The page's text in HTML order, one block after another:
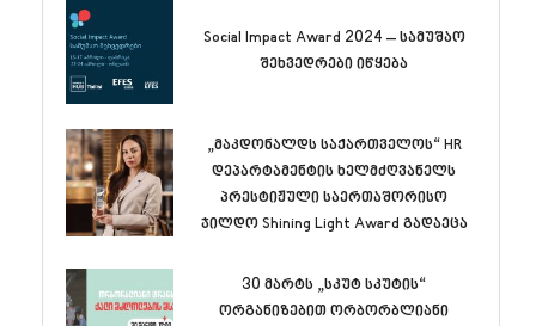
Social Impact Award 2024 – სამუშაო
შეხვედრები იწყება
„მაკდონალდს საქართველოს“ HR
დეპარტამენტის ხელმძღვანელს
პრესტიჟული საერთაშორისო
ჯილდო Shining Light Award გადაეცა
30 მარტს „სკუტ სკუტის“
ორგანიზებით ორბორბლიანი